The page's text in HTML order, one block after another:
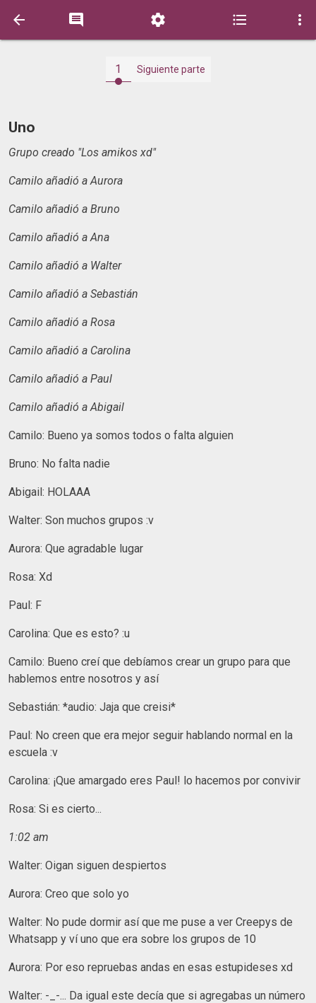
    
1 Siguiente parte
Uno
Grupo creado "Los amikos xd"
Camilo añadió a Aurora
Camilo añadió a Bruno
Camilo añadió a Ana
Camilo añadió a Walter
Camilo añadió a Sebastián
Camilo añadió a Rosa
Camilo añadió a Carolina
Camilo añadió a Paul
Camilo añadió a Abigail
Camilo: Bueno ya somos todos o falta alguien
Bruno: No falta nadie
Abigail: HOLAAA
Walter: Son muchos grupos :v
Aurora: Que agradable lugar
Rosa: Xd
Paul: F
Carolina: Que es esto? :u
Camilo: Bueno creí que debíamos crear un grupo para que
hablemos entre nosotros y así
Sebastián: *audio: Jaja que creisi*
Paul: No creen que era mejor seguir hablando normal en la
escuela :v
Carolina: ¡Que amargado eres Paul! lo hacemos por convivir
Rosa: Si es cierto...
1:02 am
Walter: Oigan siguen despiertos
Aurora: Creo que solo yo
Walter: No pude dormir así que me puse a ver Creepys de
Whatsapp y ví uno que era sobre los grupos de 10
Aurora: Por eso repruebas andas en esas estupideses xd
Walter: -_-... Da igual este decía que si agregabas un número